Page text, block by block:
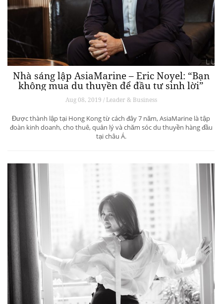
Nhà sáng lập AsiaMarine – Eric Noyel: “Bạn
không mua du thuyền để đầu tư sinh lời”
Aug 08, 2019 / Leader & Business
Được thành lập tại Hong Kong từ cách đây 7 năm, AsiaMarine là tập
đoàn kinh doanh, cho thuê, quản lý và chăm sóc du thuyền hàng đầu
tại châu Á.